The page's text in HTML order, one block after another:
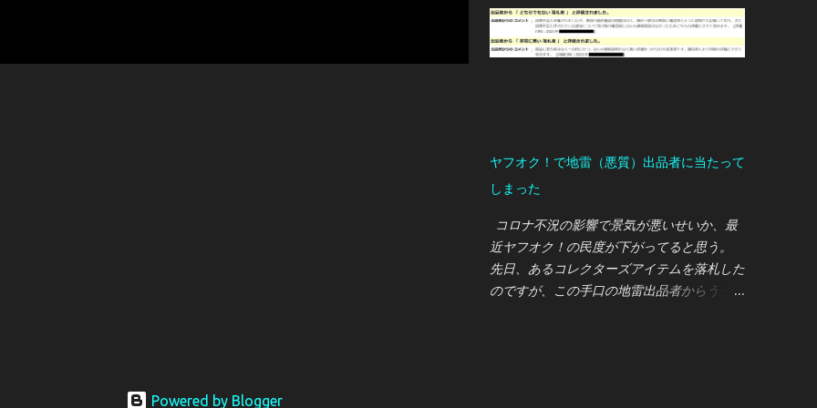
でこの轟音は完全に想定外でした・・・
660ccの軽自動車（S660）から5,000ccのV8
さんも唖然としてしまいました( ﾟдﾟ) Ｆタ
イプ は車内も広いし荷物も積めるし、普段
乗りでもとても使いやすいスポーツカーなの
ですが、上記理由により21時以降は自主規制
において使用しないようにしています。 ※普
段乗りのコンパクトカーを別途購入する予定
自動車ランキング ↑↑↑ 当ブログは ランキン
ヤフオク！で地雷（悪質）出品者に当たって
しまった
コロナ不況の影響で景気が悪いせいか、最
近ヤフオク！の民度が下がってると思う。
先日、あるコレクターズアイテムを落札した
のですが、この手口の地雷出品者からうっか
Powered by Blogger